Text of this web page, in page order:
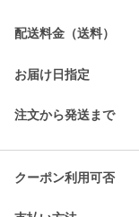
配送料金（送料）
お届け日指定
注文から発送まで
クーポン利用可否